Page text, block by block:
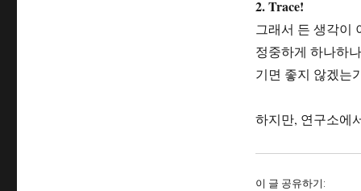
2. Trace!
그래서 든 생각이
정중하게 하나하
기면 좋지 않겠는
하지만, 연구소에
이 글 공유하기: